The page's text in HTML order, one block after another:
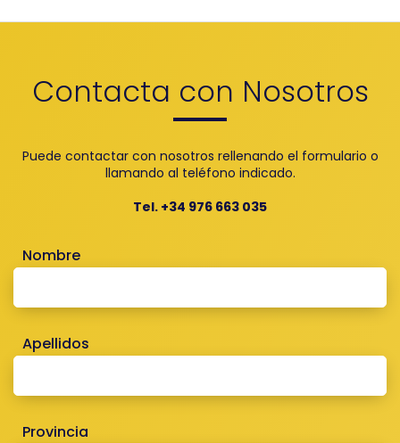
Contacta con Nosotros
Puede contactar con nosotros rellenando el formulario o
llamando al teléfono indicado.
Tel. +34 976 663 035
Nombre
Apellidos
Provincia